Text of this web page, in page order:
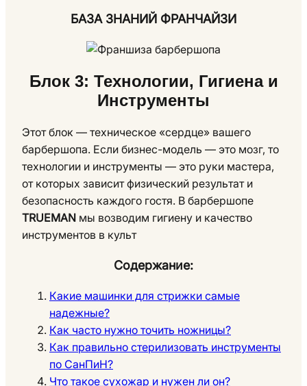
БАЗА ЗНАНИЙ ФРАНЧАЙЗИ
Блок 3: Технологии, Гигиена и
Инструменты
Этот блок — техническое «сердце» вашего
барбершопа. Если бизнес-модель — это мозг, то
технологии и инструменты — это руки мастера,
от которых зависит физический результат и
безопасность каждого гостя. В барбершопе
TRUEMAN мы возводим гигиену и качество
инструментов в культ
Содержание:
Какие машинки для стрижки самые
надежные?
Как часто нужно точить ножницы?
Как правильно стерилизовать инструменты
по СанПиН?
Что такое сухожар и нужен ли он?